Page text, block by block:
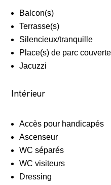
Balcon(s)
Terrasse(s)
Silencieux/tranquille
Place(s) de parc
Jacuzzi
Intérieur
Accès pour handicapés
Ascenseur
WC séparés
WC visiteurs
Dressing